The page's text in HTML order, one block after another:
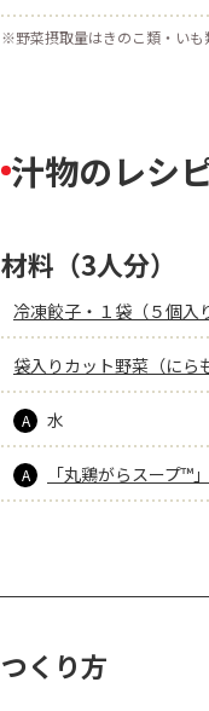
※野菜摂取量はきのこ類・いも
汁物のレシ
材料（3人分）
冷凍餃子・１袋（５個入
袋入りカット野菜（にら
A 水
A 「丸鶏がらスープ™」
つくり方